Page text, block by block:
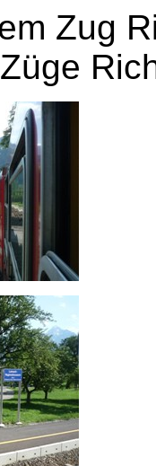
Zug